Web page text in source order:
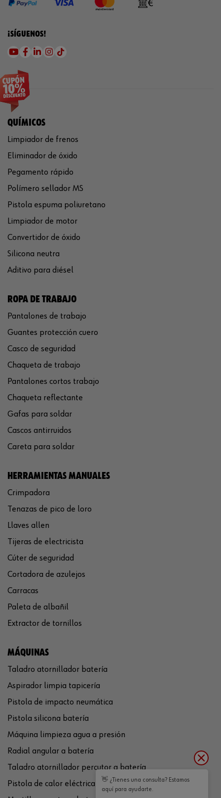
¡SÍGUENOS!
QUÍMICOS
Limpiador de frenos
Eliminador de óxido
Pegamento rápido
Polímero sellador MS
Pistola espuma poliuretano
Limpiador de motor
Convertidor de óxido
Silicona neutra
Aditivo para diésel
ROPA DE TRABAJO
Pantalones de trabajo
Guantes protección cuero
Casco de seguridad
Chaqueta de trabajo
Pantalones cortos trabajo
Chaqueta reflectante
Gafas para soldar
Cascos antirruidos
Careta para soldar
HERRAMIENTAS MANUALES
Crimpadora
Tenazas de pico de loro
Llaves allen
Tijeras de electricista
Cúter de seguridad
Cortadora de azulejos
Carracas
Paleta de albañil
Extractor de tornillos
MÁQUINAS
Taladro atornillador batería
Aspirador limpia tapicería
Pistola de impacto neumática
Pistola silicona batería
Máquina limpieza agua a presión
Radial angular a batería
Taladro atornillador percutor a batería
Pistola de calor eléctrica
👋 ¿Tienes una consulta? Estamos
aquí para ayudarte.